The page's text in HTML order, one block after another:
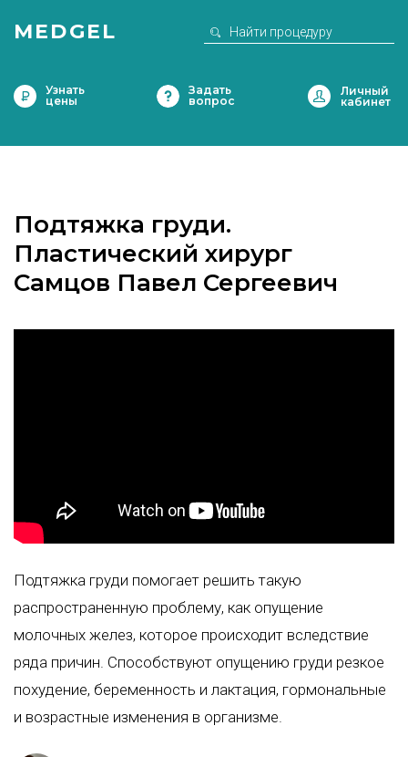
MEDGEL
Узнать
цены
Задать
вопрос
Подтяжка груди.
Пластический хирург
Самцов Павел Сергеевич
Подтяжка груди помогает решить такую
распространенную проблему, как опущение
молочных желез, которое происходит вследствие
ряда причин. Способствуют опущению груди резкое
похудение, беременность и лактация, гормональные
и возрастные изменения в организме.